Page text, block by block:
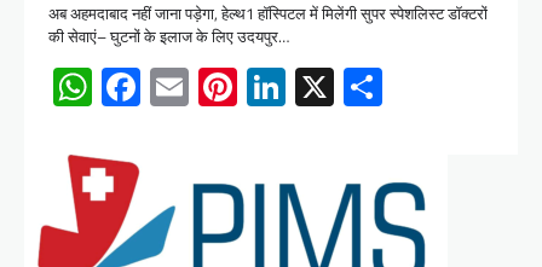
अब अहमदाबाद नहीं जाना पड़ेगा, हेल्थ1 हॉस्पिटल में मिलेंगी सुपर स्पेशलिस्ट डॉक्टरों
की सेवाएं– घुटनों के इलाज के लिए उदयपुर…
WhatsApp
Facebook
EmailPinterest
LinkedIn
X